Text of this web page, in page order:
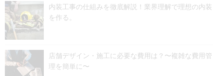
内装工事の仕組みを徹底解説！業界理解で理想の内装
を作る。
店舗デザイン・施工に必要な費用は？〜複雑な費用管
理を簡単に〜